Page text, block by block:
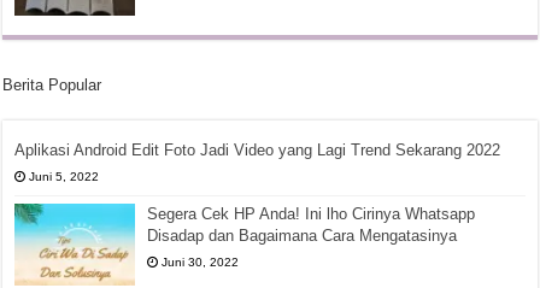
Berita Popular
Aplikasi Android Edit Foto Jadi Video yang Lagi Trend Sekarang 2022
Juni 5, 2022
Segera Cek HP Anda! Ini lho Cirinya Whatsapp
Disadap dan Bagaimana Cara Mengatasinya
Juni 30, 2022